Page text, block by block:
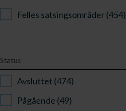
Felles satsingsområder (454)
Status
Avsluttet (474)
Pågående (49)